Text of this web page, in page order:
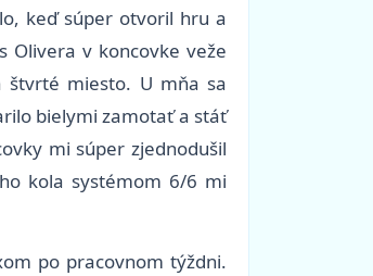
keď súper otvoril hru a
Olivera v koncovke veže
štvrté miesto. U mňa sa
bielymi zamotať a stáť
mi súper zjednodušil
kola systémom 6/6 mi
po pracovnom týždni.